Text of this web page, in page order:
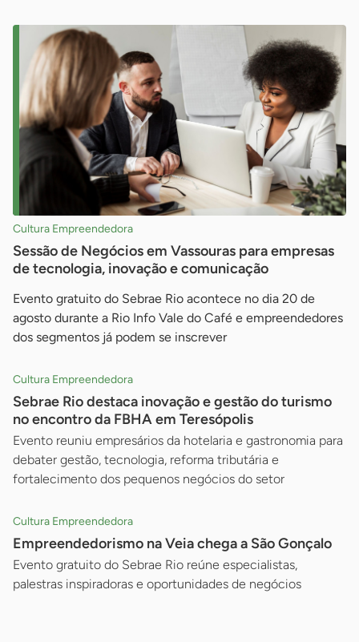
Cultura Empreendedora
Sessão de Negócios em Vassouras para empresas
de tecnologia, inovação e comunicação
Evento gratuito do Sebrae Rio acontece no dia 20 de
agosto durante a Rio Info Vale do Café e empreendedores
dos segmentos já podem se inscrever
Cultura Empreendedora
Sebrae Rio destaca inovação e gestão do turismo
no encontro da FBHA em Teresópolis
Evento reuniu empresários da hotelaria e gastronomia para
debater gestão, tecnologia, reforma tributária e
fortalecimento dos pequenos negócios do setor
Cultura Empreendedora
Empreendedorismo na Veia chega a São Gonçalo
Evento gratuito do Sebrae Rio reúne especialistas,
palestras inspiradoras e oportunidades de negócios